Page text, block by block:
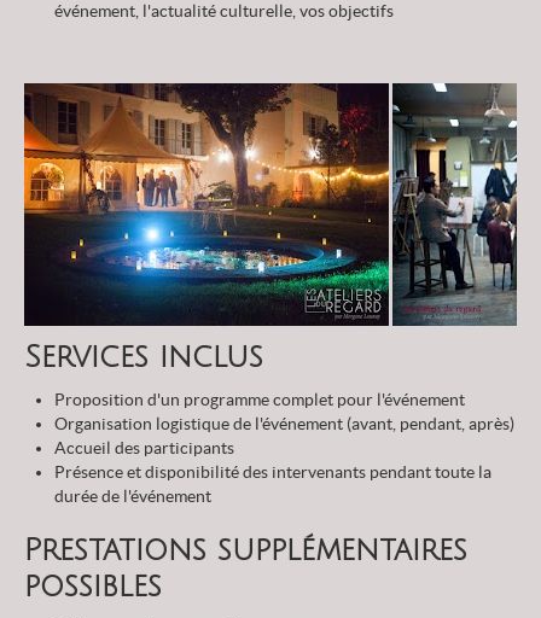
événement, l'actualité culturelle, vos objectifs
›
Services inclus
Proposition d'un programme complet pour l'événement
Organisation logistique de l'événement (avant, pendant, après)
Accueil des participants
Présence et disponibilité des intervenants pendant toute la
durée de l'événement
Prestations supplémentaires
possibles